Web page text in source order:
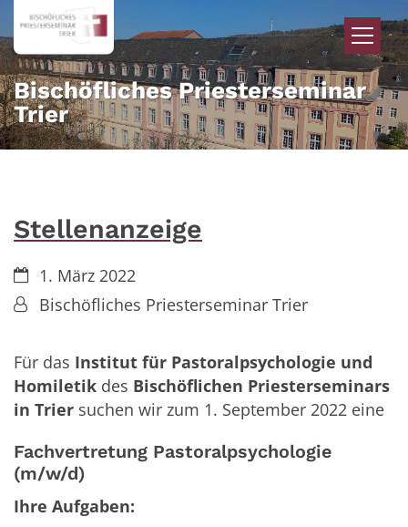
Zum Inhalt springen
Bischöfliches Priesterseminar
Trier
Stellenanzeige
Datum:1. März 2022
Von:Bischöfliches Priesterseminar Trier
Für das Institut für Pastoralpsychologie und
Homiletik des Bischöflichen Priesterseminars
in Trier suchen wir zum 1. September 2022 eine
Fachvertretung Pastoralpsychologie
(m/w/d)
Ihre Aufgaben: